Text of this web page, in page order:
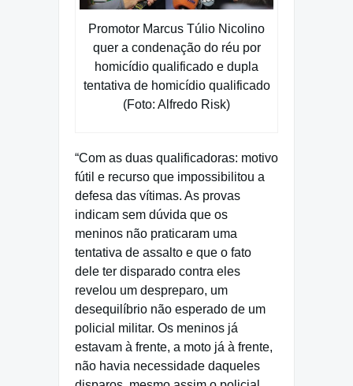
Promotor Marcus Túlio Nicolino
quer a condenação do réu por
homicídio qualificado e dupla
tentativa de homicídio qualificado
(Foto: Alfredo Risk)
“Com as duas qualificadoras: motivo
fútil e recurso que impossibilitou a
defesa das vítimas. As provas
indicam sem dúvida que os
meninos não praticaram uma
tentativa de assalto e que o fato
dele ter disparado contra eles
revelou um despreparo, um
desequilíbrio não esperado de um
policial militar. Os meninos já
estavam à frente, a moto já à frente,
não havia necessidade daqueles